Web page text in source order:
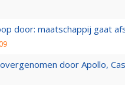
door: maatschappij gaat
door Apollo,